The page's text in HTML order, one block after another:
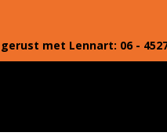
met Lennart: 06 -